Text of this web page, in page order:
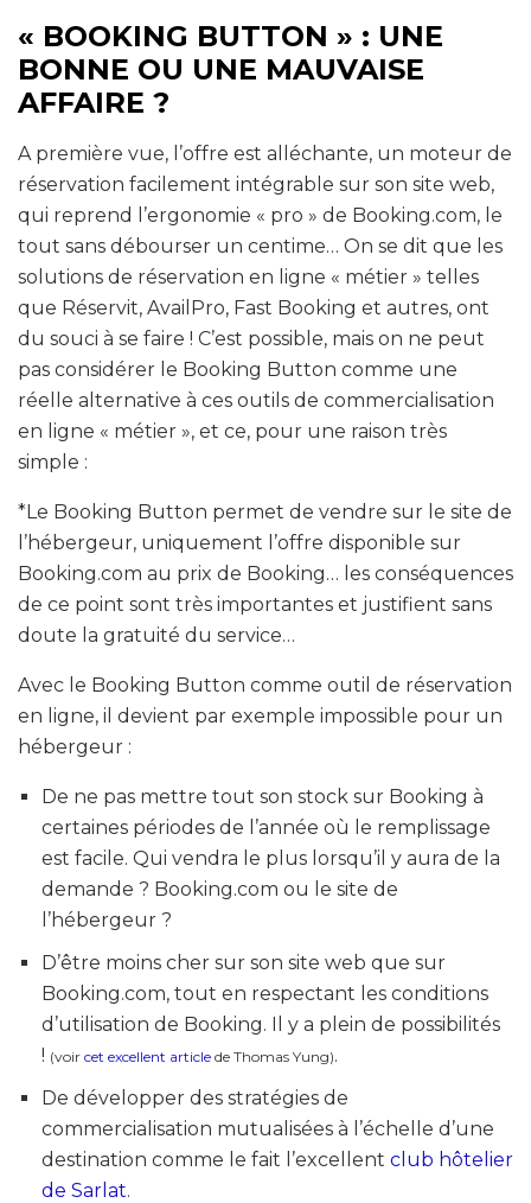
« BOOKING BUTTON » : UNE
BONNE OU UNE MAUVAISE
AFFAIRE ?
A première vue, l’offre est alléchante, un moteur de
réservation facilement intégrable sur son site web,
qui reprend l’ergonomie « pro » de Booking.com, le
tout sans débourser un centime… On se dit que les
solutions de réservation en ligne « métier » telles
que Réservit, AvailPro, Fast Booking et autres, ont
du souci à se faire ! C’est possible, mais on ne peut
pas considérer le Booking Button comme une
réelle alternative à ces outils de commercialisation
en ligne « métier », et ce, pour une raison très
simple :
*Le Booking Button permet de vendre sur le site de
l’hébergeur, uniquement l’offre disponible sur
Booking.com au prix de Booking… les conséquences
de ce point sont très importantes et justifient sans
doute la gratuité du service…
Avec le Booking Button comme outil de réservation
en ligne, il devient par exemple impossible pour un
hébergeur :
De ne pas mettre tout son stock sur Booking à
certaines périodes de l’année où le remplissage
est facile. Qui vendra le plus lorsqu’il y aura de la
demande ? Booking.com ou le site de
l’hébergeur ?
D’être moins cher sur son site web que sur
Booking.com, tout en respectant les conditions
d’utilisation de Booking. Il y a plein de possibilités
! (voir cet excellent article de Thomas Yung).
De développer des stratégies de
commercialisation mutualisées à l’échelle d’une
destination comme le fait l’excellent club hôtelier
de Sarlat.